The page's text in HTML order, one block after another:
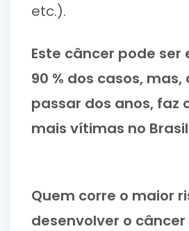
etc.).
Este câncer pode
90 % dos casos, mas,
passar dos anos, faz
mais vítimas no
Quem corre o maior
desenvolver o câncer